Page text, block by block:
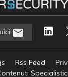
Rss Feed
Specialistici